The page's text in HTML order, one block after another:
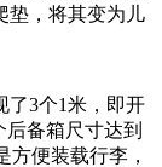
垫，将其变为儿
了3个1米，即开
备箱尺寸达到
方便装载行李，